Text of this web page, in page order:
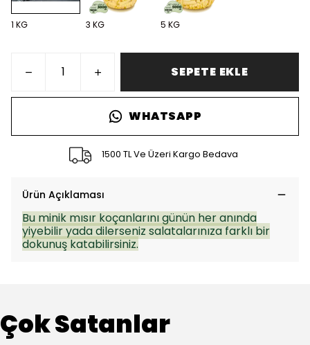
1 KG 3 KG 5 KG
SEPETE EKLE
WHATSAPP
1500 TL Ve Üzeri Kargo Bedava
Ürün Açıklaması
Bu minik mısır koçanlarını günün her anında
yiyebilir yada dilerseniz salatalarınıza farklı bir
dokunuş katabilirsiniz.
Çok Satanlar